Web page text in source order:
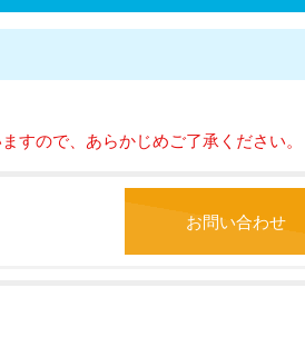
すので、あらかじめご了承ください。
お問い合わせ